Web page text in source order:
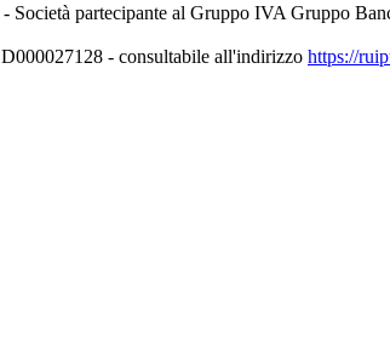
Società partecipante al Gruppo IVA Gruppo
- consultabile all'indirizzo https://